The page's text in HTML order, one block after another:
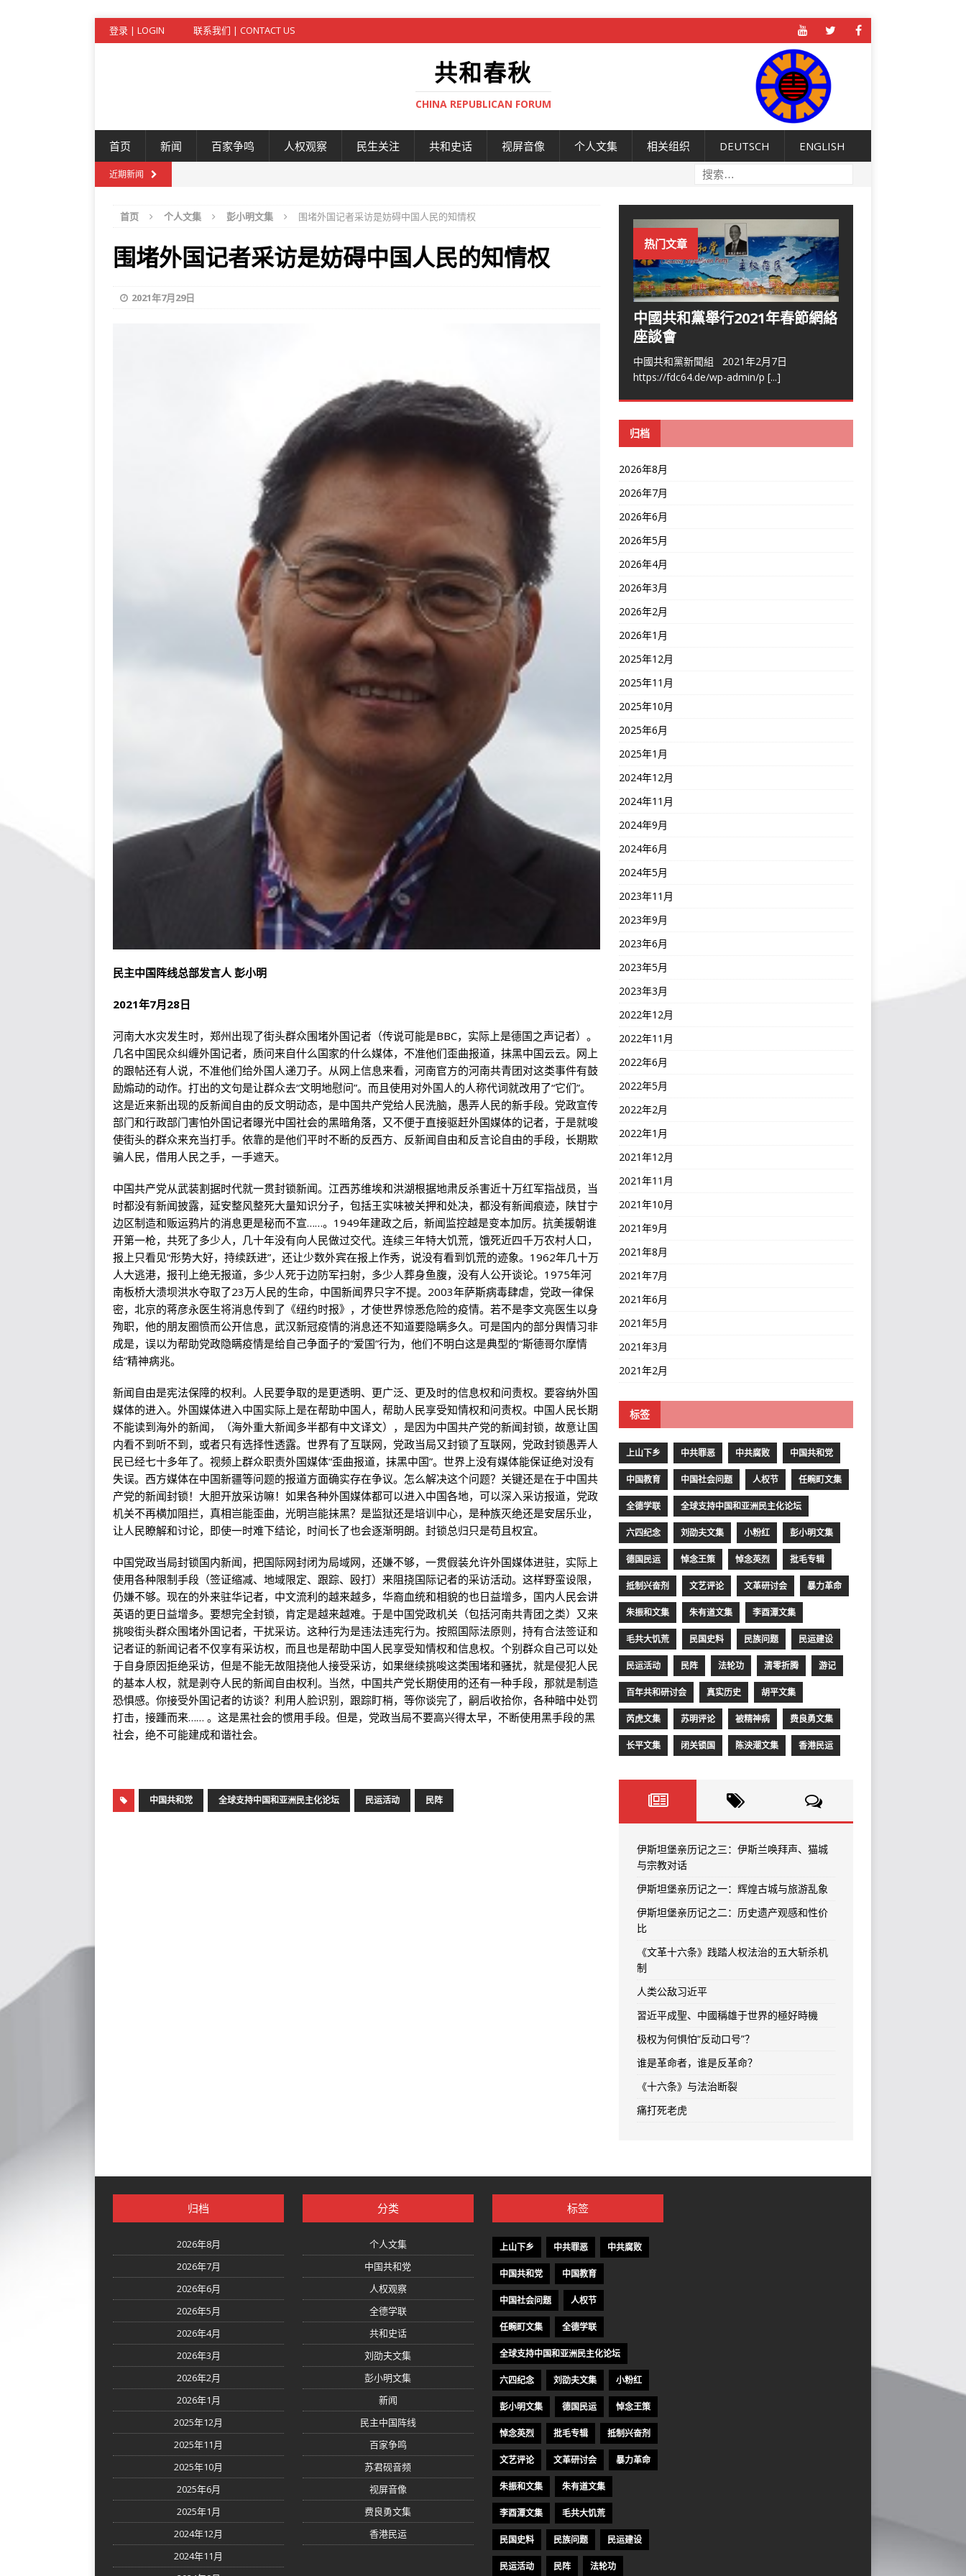
登录 | LOGIN 联系我们 | CONTACT US
共和春秋
CHINA REPUBLICAN FORUM
首页 新闻 百家争鸣 人权观察 民生关注 共和史话 视屏音像 个人文集 相关组织 DEUTSCH ENGLISH
近期新闻
首页 个人文集 彭小明文集 围堵外国记者采访是妨碍中国人民的知情权
围堵外国记者采访是妨碍中国人民的知情权
2021年7月29日
民主中国阵线总部发言人 彭小明
2021年7月28日
河南大水灾发生时，郑州出现了街头群众围堵外国记者（传说可能是BBC，实际上是德国之声记者）。
几名中国民众纠缠外国记者，质问来自什么国家的什么媒体，不准他们歪曲报道，抹黑中国云云。网上
的跟帖还有人说，不准他们给外国人递刀子。从网上信息来看，河南官方的河南共青团对这类事件有鼓
励煽动的动作。打出的文句是让群众去“文明地慰问”。而且使用对外国人的人称代词就改用了“它们”。
这是近来新出现的反新闻自由的反文明动态，是中国共产党给人民洗脑，愚弄人民的新手段。党政宣传
部门和行政部门害怕外国记者曝光中国社会的黑暗角落，又不便于直接驱赶外国媒体的记者，于是就唆
使街头的群众来充当打手。依靠的是他们平时不断的反西方、反新闻自由和反言论自由的手段，长期欺
骗人民，借用人民之手，一手遮天。
中国共产党从武装割据时代就一贯封锁新闻。江西苏维埃和洪湖根据地肃反杀害近十万红军指战员，当
时都没有新闻披露，延安整风整死大量知识分子，包括王实味被关押和处决，都没有新闻痕迹，陕甘宁
边区制造和贩运鸦片的消息更是秘而不宣……。1949年建政之后，新闻监控越是变本加厉。抗美援朝谁
开第一枪，共死了多少人，几十年没有向人民做过交代。连续三年特大饥荒，饿死近四千万农村人口，
报上只看见“形势大好，持续跃进”，还让少数外宾在报上作秀，说没有看到饥荒的迹象。1962年几十万
人大逃港，报刊上绝无报道，多少人死于边防军扫射，多少人葬身鱼腹，没有人公开谈论。1975年河
南板桥大溃坝洪水夺取了23万人民的生命，中国新闻界只字不提。2003年萨斯病毒肆虐，党政一律保
密，北京的蒋彦永医生将消息传到了《纽约时报》，才使世界惊悉危险的疫情。若不是李文亮医生以身
殉职，他的朋友圈愤而公开信息，武汉新冠疫情的消息还不知道要隐瞒多久。可是国内的部分舆情习非
成是，误以为帮助党政隐瞒疫情是给自己争面子的“爱国”行为，他们不明白这是典型的“斯德哥尔摩情
结”精神病兆。
新闻自由是宪法保障的权利。人民要争取的是更透明、更广泛、更及时的信息权和问责权。要容纳外国
媒体的进入。外国媒体进入中国实际上是在帮助中国人，帮助人民享受知情权和问责权。中国人民长期
不能读到海外的新闻，（海外重大新闻多半都有中文译文），是因为中国共产党的新闻封锁，故意让国
内看不到听不到，或者只有选择性透露。世界有了互联网，党政当局又封锁了互联网，党政封锁愚弄人
民已经七十多年了。视频上群众职责外国媒体“歪曲报道，抹黑中国”。世界上没有媒体能保证绝对没有
失误。西方媒体在中国新疆等问题的报道方面确实存在争议。怎么解决这个问题？关键还是在于中国共
产党的新闻封锁！大胆开放采访嘛！如果各种外国媒体都可以进入中国各地，可以深入采访报道，党政
机关不再横加阻拦，真相岂能歪曲，光明岂能抹黑？是监狱还是培训中心，是种族灭绝还是安居乐业，
让人民瞭解和讨论，即使一时难下结论，时间长了也会逐渐明朗。封锁总归只是苟且权宜。
中国党政当局封锁国内新闻，把国际网封闭为局域网，还嫌不够，一贯假装允许外国媒体进驻，实际上
使用各种限制手段（签证缩减、地域限定、跟踪、殴打）来阻挠国际记者的采访活动。这样野蛮设限，
仍嫌不够。现在的外来驻华记者，中文流利的越来越多，华裔血统和相貌的也日益增多，国内人民会讲
英语的更日益增多。要想完全封锁，肯定是越来越难。于是中国党政机关（包括河南共青团之类）又来
挑唆街头群众围堵外国记者，干扰采访。这种行为是违法违宪行为。按照国际法原则，持有合法签证和
记者证的新闻记者不仅享有采访权，而且也是帮助中国人民享受知情权和信息权。个别群众自己可以处
于自身原因拒绝采访，但是不能无故阻挠他人接受采访，如果继续挑唆这类围堵和骚扰，就是侵犯人民
的基本人权，就是剥夺人民的新闻自由权利。当然，中国共产党长期使用的还有一种手段，那就是制造
恐惧感。你接受外国记者的访谈？利用人脸识别，跟踪盯梢，等你谈完了，嗣后收拾你，各种暗中处罚
打击，接踵而来…… 。这是黑社会的惯用手段。但是，党政当局不要高兴得太早，不断使用黑手段的黑
社会，绝不可能建成和谐社会。
中国共和党 全球支持中国和亚洲民主化论坛 民运活动 民阵
热门文章
中國共和黨舉行2021年春節網絡
座談會
中國共和黨新聞組 2021年2月7日
https://fdc64.de/wp-admin/p [...]
归档
2026年8月
2026年7月
2026年6月
2026年5月
2026年4月
2026年3月
2026年2月
2026年1月
2025年12月
2025年11月
2025年10月
2025年6月
2025年1月
2024年12月
2024年11月
2024年9月
2024年6月
2024年5月
2023年11月
2023年9月
2023年6月
2023年5月
2023年3月
2022年12月
2022年11月
2022年6月
2022年5月
2022年2月
2022年1月
2021年12月
2021年11月
2021年10月
2021年9月
2021年8月
2021年7月
2021年6月
2021年5月
2021年3月
2021年2月
标签
上山下乡 中共罪恶 中共腐败 中国共和党
中国教育 中国社会问题 人权节 任畹町文集
全德学联 全球支持中国和亚洲民主化论坛
六四纪念 刘劭夫文集 小粉红 彭小明文集
德国民运 悼念王策 悼念英烈 批毛专辑
抵制兴奋剂 文艺评论 文革研讨会 暴力革命
朱振和文集 朱有道文集 李酉潭文集
毛共大饥荒 民国史料 民族问题 民运建设
民运活动 民阵 法轮功 清零折腾 游记
百年共和研讨会 真实历史 胡平文集
芮虎文集 苏明评论 被精神病 费良勇文集
长平文集 闭关锁国 陈泱潮文集 香港民运
伊斯坦堡亲历记之三：伊斯兰唤拜声、猫城
与宗教对话
伊斯坦堡亲历记之一：辉煌古城与旅游乱象
伊斯坦堡亲历记之二：历史遗产观感和性价
比
《文革十六条》践踏人权法治的五大斩杀机
制
人类公敌习近平
習近平成聖、中國稱雄于世界的極好時機
极权为何惧怕“反动口号”？
谁是革命者，谁是反革命？
《十六条》与法治断裂
痛打死老虎
归档
2026年8月
2026年7月
2026年6月
2026年5月
2026年4月
2026年3月
2026年2月
2026年1月
2025年12月
2025年11月
2025年10月
2025年6月
2025年1月
2024年12月
2024年11月
分类
个人文集
中国共和党
人权观察
全德学联
共和史话
刘劭夫文集
彭小明文集
新闻
民主中国阵线
百家争鸣
苏君砚音频
视屏音像
费良勇文集
香港民运
标签
上山下乡 中共罪恶 中共腐败
中国共和党 中国教育
中国社会问题 人权节
任畹町文集 全德学联
全球支持中国和亚洲民主化论坛
六四纪念 刘劭夫文集 小粉红
彭小明文集 德国民运 悼念王策
悼念英烈 批毛专辑 抵制兴奋剂
文艺评论 文革研讨会 暴力革命
朱振和文集 朱有道文集
李酉潭文集 毛共大饥荒
民国史料 民族问题 民运建设
民运活动 民阵 法轮功